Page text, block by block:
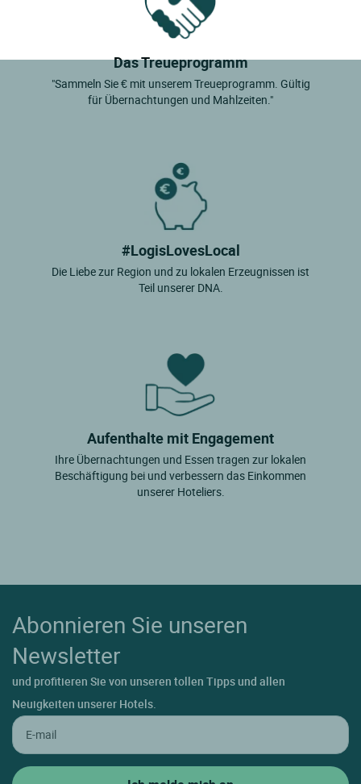
Das Treueprogramm
"Sammeln Sie € mit unserem Treueprogramm. Gültig
für Übernachtungen und Mahlzeiten."
#LogisLovesLocal
Die Liebe zur Region und zu lokalen Erzeugnissen ist
Teil unserer DNA.
Aufenthalte mit Engagement
Ihre Übernachtungen und Essen tragen zur lokalen
Beschäftigung bei und verbessern das Einkommen
unserer Hoteliers.
Abonnieren Sie unseren
Newsletter
und profitieren Sie von unseren tollen Tipps und allen
Neuigkeiten unserer Hotels.